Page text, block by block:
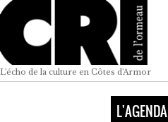
L'écho de la culture en Côtes d'Armor
L'AGENDA